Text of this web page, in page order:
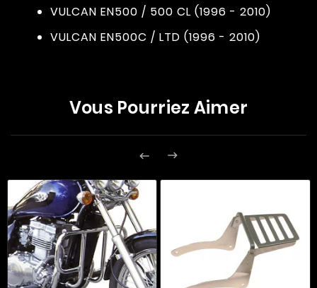
VULCAN EN500 / 500 CL (1996 - 2010)
VULCAN EN500C / LTD (1996 - 2010)
Vous Pourriez Aimer
 